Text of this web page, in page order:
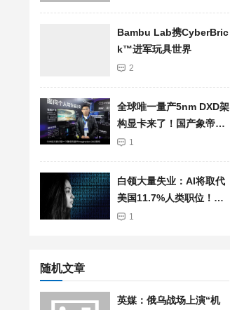
Bambu Lab携Cyber​​Bric
k™进军玩具世界
2
全球唯一量产5nm DXD架
构显卡来了！国产象帝先
自研GPU首发亮相：支持
1
白领大量失业：AI将取代
美国11.7%人类职位！总
薪资高达1.2兆美元
1
随机文章
英媒：俄乌战场上演“机